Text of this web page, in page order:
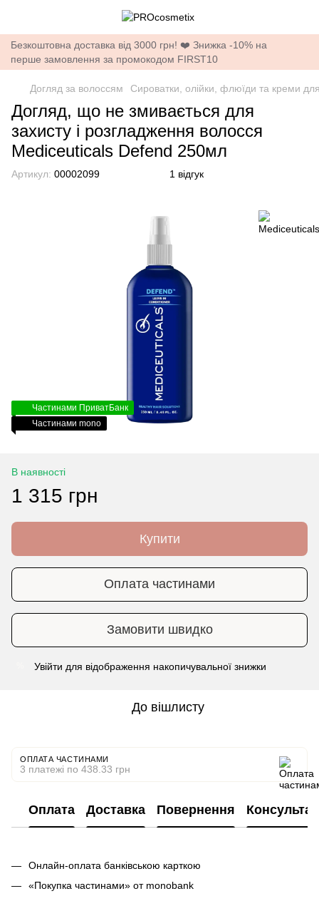
Безкоштовна доставка від 3000 грн! ❤️ Знижка -10% на
перше замовлення за промокодом FIRST10
Догляд за волоссям Сироватки, олійки, флюїди та креми
Догляд, що не змивається для
захисту і розгладження волосся
Mediceuticals Defend 250мл
Артикул: 00002099 1 відгук
Частинами ПриватБанк
Частинами mono
В наявності
1 315 грн
Купити
Оплата частинами
Замовити швидко
Увійти для відображення накопичувальної знижки
До вішлисту
ОПЛАТА ЧАСТИНАМИ
3 платежі по 438.33 грн
Оплата Доставка Повернення
Онлайн-оплата банківською карткою
«Покупка частинами» от monobank